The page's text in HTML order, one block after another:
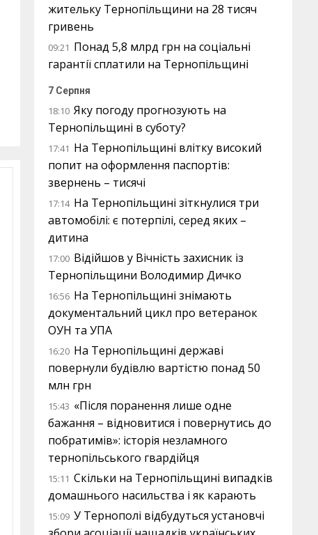
жительку Тернопільщини на 28 тисяч
гривень
09:21 Понад 5,8 млрд грн на соціальні
гарантії сплатили на Тернопільщині
7 Серпня
18:10 Яку погоду прогнозують на
Тернопільщині в суботу?
17:41 На Тернопільщині влітку високий
попит на оформлення паспортів:
звернень – тисячі
17:14 На Тернопільщині зіткнулися три
автомобілі: є потерпілі, серед яких –
дитина
17:00 Відійшов у Вічність захисник із
Тернопільщини Володимир Дичко
16:56 На Тернопільщині знімають
документальний цикл про ветеранок
ОУН та УПА
16:20 На Тернопільщині державі
повернули будівлю вартістю понад 50
млн грн
15:43 «Після поранення лише одне
бажання – відновитися і повернутись до
побратимів»: історія незламного
тернопільського гвардійця
15:11 Скільки на Тернопільщині випадків
домашнього насильства і як карають
15:09 У Тернополі відбудуться установчі